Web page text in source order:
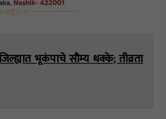
भूकंपाचे सौम्य धक्के; तीव्रता